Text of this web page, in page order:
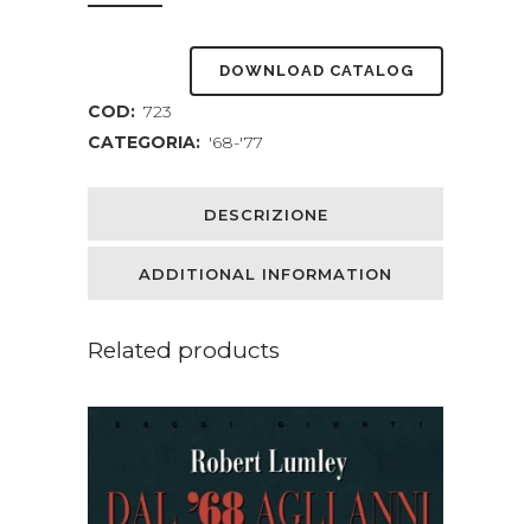
DOWNLOAD CATALOG
COD: 723
CATEGORIA: '68-'77
DESCRIZIONE
ADDITIONAL INFORMATION
Related products